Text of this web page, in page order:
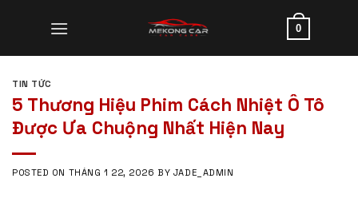
0
TIN TỨC
5 Thương Hiệu Phim Cách Nhiệt Ô Tô
Được Ưa Chuộng Nhất Hiện Nay
POSTED ON THÁNG 1 22, 2026 BY JADE_ADMIN